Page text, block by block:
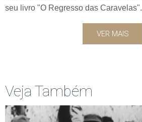
seu livro "O Regresso das Caravelas".
VER MAIS
Veja Também